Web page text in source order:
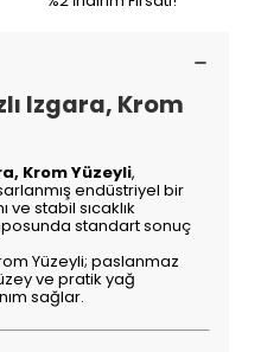
Izgara, Krom
Krom Yüzeyli,
endüstriyel bir
ve stabil sıcaklık
standart sonuç
Yüzeyli; paslanmaz
ve pratik yağ
sağlar.